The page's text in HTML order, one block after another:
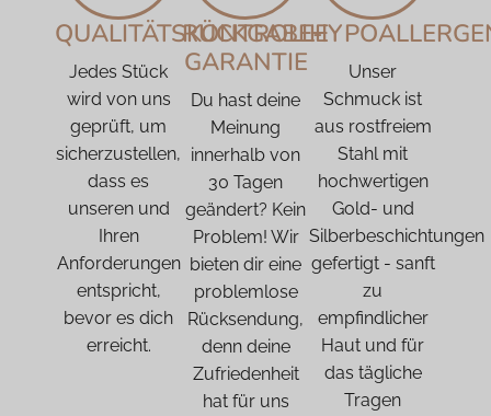
QUALITÄTSKONTROLLE
Jedes Stück
wird von uns
geprüft, um
sicherzustellen,
dass es
unseren und
Ihren
Anforderungen
entspricht,
bevor es dich
erreicht.
RÜCKGABE-
GARANTIE
Du hast deine
Meinung
innerhalb von
30 Tagen
geändert? Kein
Problem! Wir
bieten dir eine
problemlose
Rücksendung,
denn deine
Zufriedenheit
hat für uns
Unser
Schmuck ist
aus rostfreiem
Stahl mit
hochwertigen
Gold- und
Silberbeschichtungen
gefertigt - sanft
zu
empfindlicher
Haut und für
das tägliche
Tragen